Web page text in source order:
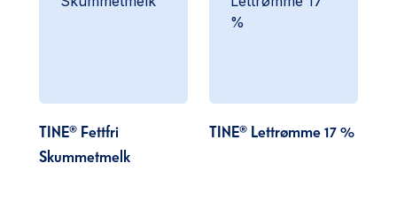
TINE® Fettfri
Skummetmelk
TINE® Lettrømme 17 %